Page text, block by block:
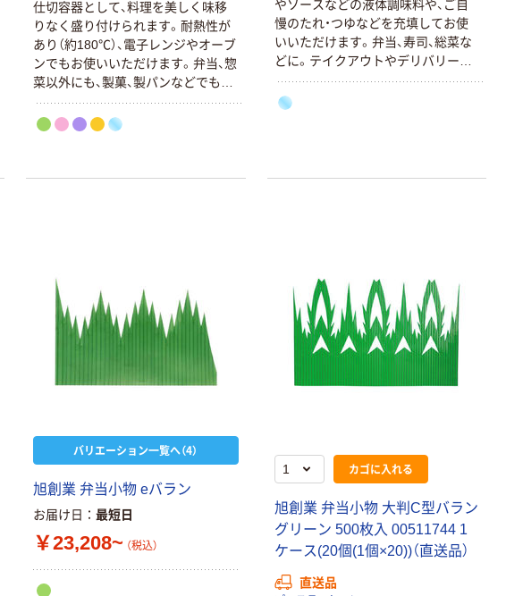
仕切容器として、料理を美しく味移
りなく盛り付けられます。耐熱性が
あり（約180℃）、電子レンジやオーブ
ンでもお使いいただけます。弁当、惣
菜以外にも、製菓、製パンなどでもご
利用いただけます。
やソースなどの液体調味料や、ご自
慢のたれ・つゆなどを充填してお使
いいただけます。弁当、寿司、総菜な
どに。テイクアウトやデリバリーに
もお使いいただけます。
バリエーション一覧へ（4）
旭創業 弁当小物 eバラン
お届け日 最短日
￥23,208~ （税込）
カゴに入れる
旭創業 弁当小物 大判C型バラン
グリーン 500枚入 00511744 1
ケース(20個(1個×20))（直送品）
直送品
アスクル はたら
パー ダブル60
ｍ 再生紙
100% 6ロール
リサイクル100
￥460~ （税込）
電池 北欧パッ
ケージ アスク
ルオリジナル
￥140~
リジナル
アスクルオリジ
衛門 「お茶、どう
（税込）
オリジナル
粉なし（パウダ
ーフリー）
￥398~ （税込）
富士フイルム
instax mini13
INS MINI 13
￥12,100~
ープ 大巻
￥124~
アスクル セロハ
本気プライス
アスクル トイ
レのおそうじシ
ート 大王製紙
共同企画 トイ